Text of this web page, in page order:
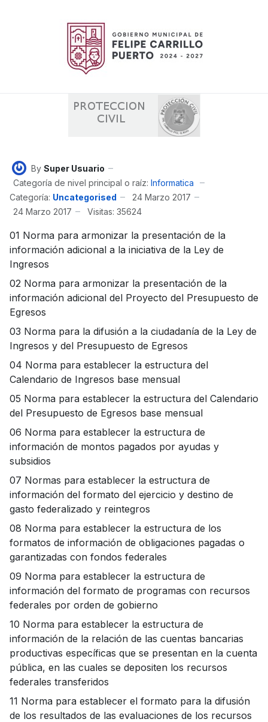
By Super Usuario
Categoría de nivel principal o raíz: Informatica
Categoría: Uncategorised
24 Marzo 2017
24 Marzo 2017
Visitas: 35624
01 Norma para armonizar la presentación de la
información adicional a la iniciativa de la Ley de
Ingresos
02 Norma para armonizar la presentación de la
información adicional del Proyecto del Presupuesto de
Egresos
03 Norma para la difusión a la ciudadanía de la Ley de
Ingresos y del Presupuesto de Egresos
04 Norma para establecer la estructura del
Calendario de Ingresos base mensual
05 Norma para establecer la estructura del Calendario
del Presupuesto de Egresos base mensual
06 Norma para establecer la estructura de
información de montos pagados por ayudas y
subsidios
07 Normas para establecer la estructura de
información del formato del ejercicio y destino de
gasto federalizado y reintegros
08 Norma para establecer la estructura de los
formatos de información de obligaciones pagadas o
garantizadas con fondos federales
09 Norma para establecer la estructura de
información del formato de programas con recursos
federales por orden de gobierno
10 Norma para establecer la estructura de
información de la relación de las cuentas bancarias
productivas específicas que se presentan en la cuenta
pública, en las cuales se depositen los recursos
federales transferidos
11 Norma para establecer el formato para la difusión
de los resultados de las evaluaciones de los recursos